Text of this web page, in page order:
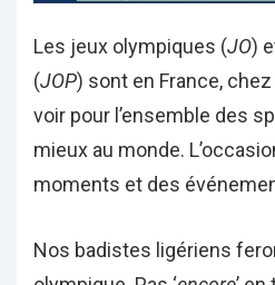
Les jeux olympiques (JO)
(JOP) sont en France,
voir pour l’ensemble des
mieux au monde.
moments et des
Nos badistes ligériens